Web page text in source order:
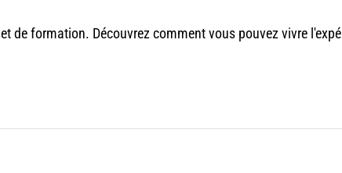
de formation. Découvrez comment vous pouvez vivre